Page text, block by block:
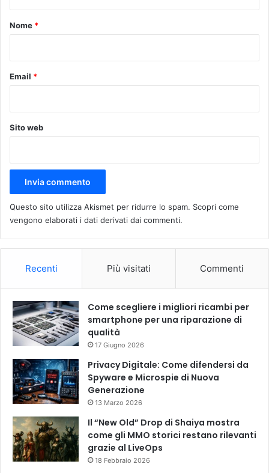
o
Nome *
Email *
Sito web
Questo sito utilizza Akismet per ridurre lo spam. Scopri come
vengono elaborati i dati derivati dai commenti.
Recenti Più visitati Commenti
Come scegliere i migliori ricambi per
smartphone per una riparazione di
qualità
17 Giugno 2026
Privacy Digitale: Come difendersi da
Spyware e Microspie di Nuova
Generazione
13 Marzo 2026
Il “New Old” Drop di Shaiya mostra
come gli MMO storici restano rilevanti
grazie al LiveOps
18 Febbraio 2026